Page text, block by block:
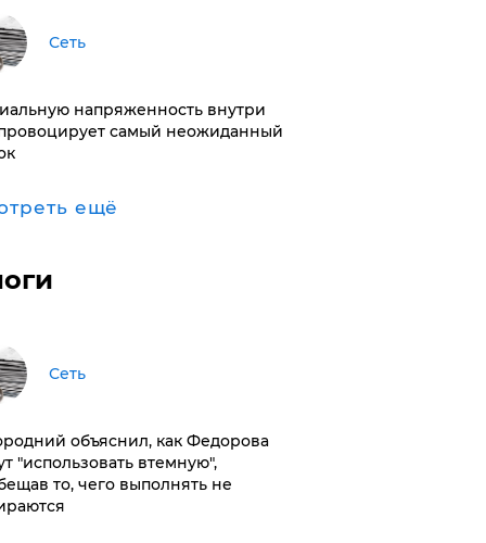
Сеть
напряженность внутри
самый неожиданный
ещё
Сеть
объяснил, как Федорова
"использовать втемную",
то, чего выполнять не